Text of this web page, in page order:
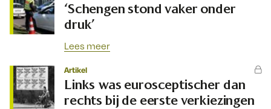
‘Schengen stond vaker onder
druk’
Lees meer
Artikel
Links was eurosceptischer dan
rechts bij de eerste verkiezingen